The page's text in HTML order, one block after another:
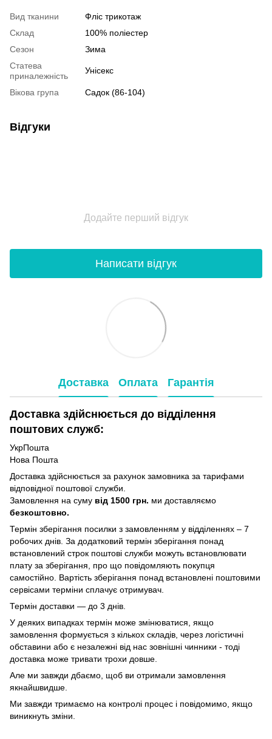
Вид тканини
Фліс трикотаж
Склад
100% поліестер
Сезон
Зима
Статева
приналежність
Унісекс
Вікова група Садок (86-104)
Відгуки
Додайте перший відгук
Написати відгук
Доставка Оплата Гарантія
Доставка здійснюється до відділення
поштових служб:
УкрПошта
Нова Пошта
Доставка здійснюється за рахунок замовника за тарифами
відповідної поштової служби.
Замовлення на суму від 1500 грн. ми доставляємо
безкоштовно.
Термін зберігання посилки з замовленням у відділеннях – 7
робочих днів. За додатковий термін зберігання понад
встановлений строк поштові служби можуть встановлювати
плату за зберігання, про що повідомляють покупця
самостійно. Вартість зберігання понад вcтановлені поштовими
сервісами терміни сплачує отримувач.
Термін доставки — до 3 днів.
У деяких випадках термін може змінюватися, якщо
замовлення формується з кількох складів, через логістичні
обставини або є незалежні від нас зовнішні чинники - тоді
доставка може тривати трохи довше.
Але ми завжди дбаємо, щоб ви отримали замовлення
якнайшвидше.
Ми завжди тримаємо на контролі процес і повідомимо, якщо
виникнуть зміни.